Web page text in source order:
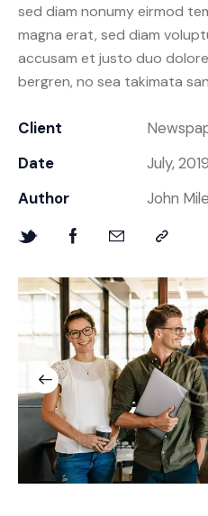
sed diam nonumy eirmod
magna erat, sed diam
accusam et justo duo
bergren, no sea takimata
Client
Date
July, 2019
Author
John